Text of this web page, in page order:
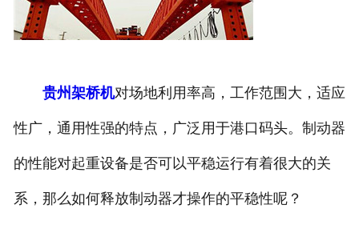
贵州架桥机对场地利用率高，工作范围大，适应
性广，通用性强的特点，广泛用于港口码头。制动器
的性能对起重设备是否可以平稳运行有着很大的关
系，那么如何释放制动器才操作的平稳性呢？